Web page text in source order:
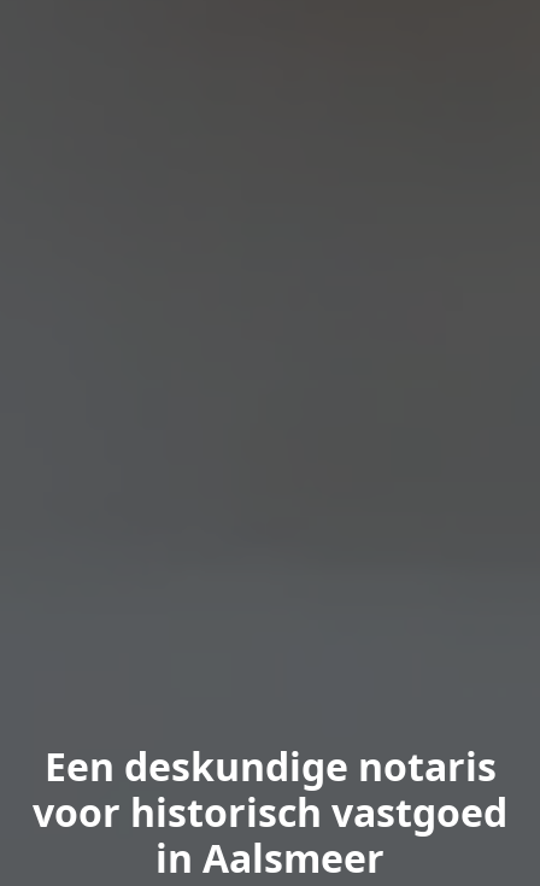
Een deskundige notaris
voor historisch vastgoed
in Aalsmeer